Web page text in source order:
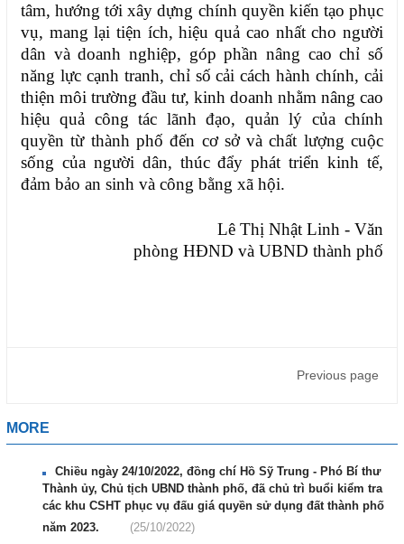
tâm, hướng tới xây dựng chính quyền kiến tạo phục
vụ, mang lại tiện ích, hiệu quả cao nhất cho người
dân và doanh nghiệp, góp phần nâng cao chỉ số
năng lực cạnh tranh, chỉ số cải cách hành chính, cải
thiện môi trường đầu tư, kinh doanh nhằm nâng cao
hiệu quả công tác lãnh đạo, quản lý của chính
quyền từ thành phố đến cơ sở và chất lượng cuộc
sống của người dân, thúc đẩy phát triển kinh tế,
đảm bảo an sinh và công bằng xã hội.
Lê Thị Nhật Linh - Văn
phòng HĐND và UBND thành phố
Previous page
MORE
Chiều ngày 24/10/2022, đồng chí Hồ Sỹ Trung - Phó Bí thư
Thành ủy, Chủ tịch UBND thành phố, đã chủ trì buổi kiểm tra
các khu CSHT phục vụ đấu giá quyền sử dụng đất thành phố
năm 2023.
(25/10/2022)